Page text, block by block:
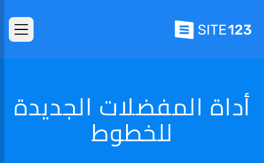
أداة المفضلات الجديدة
للخطوط